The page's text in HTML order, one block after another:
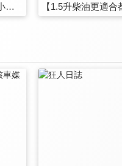
【俄烏開火 錢越變越小？】買房抗通膨？宜蘭溫泉小豪宅開箱：礁溪Mansion One 跟著盈婷賞屋！哪種坪數適合你？